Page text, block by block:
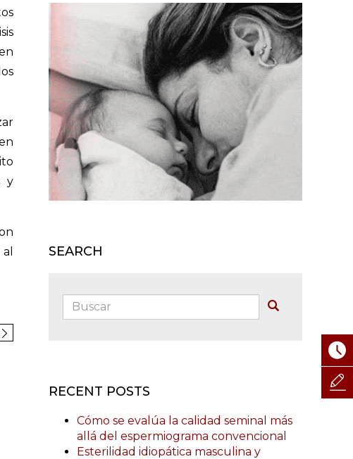
y
SEARCH
Buscar:
RECENT POSTS
Cómo se evalúa la calidad seminal más
allá del espermiograma convencional
Esterilidad idiopática masculina y